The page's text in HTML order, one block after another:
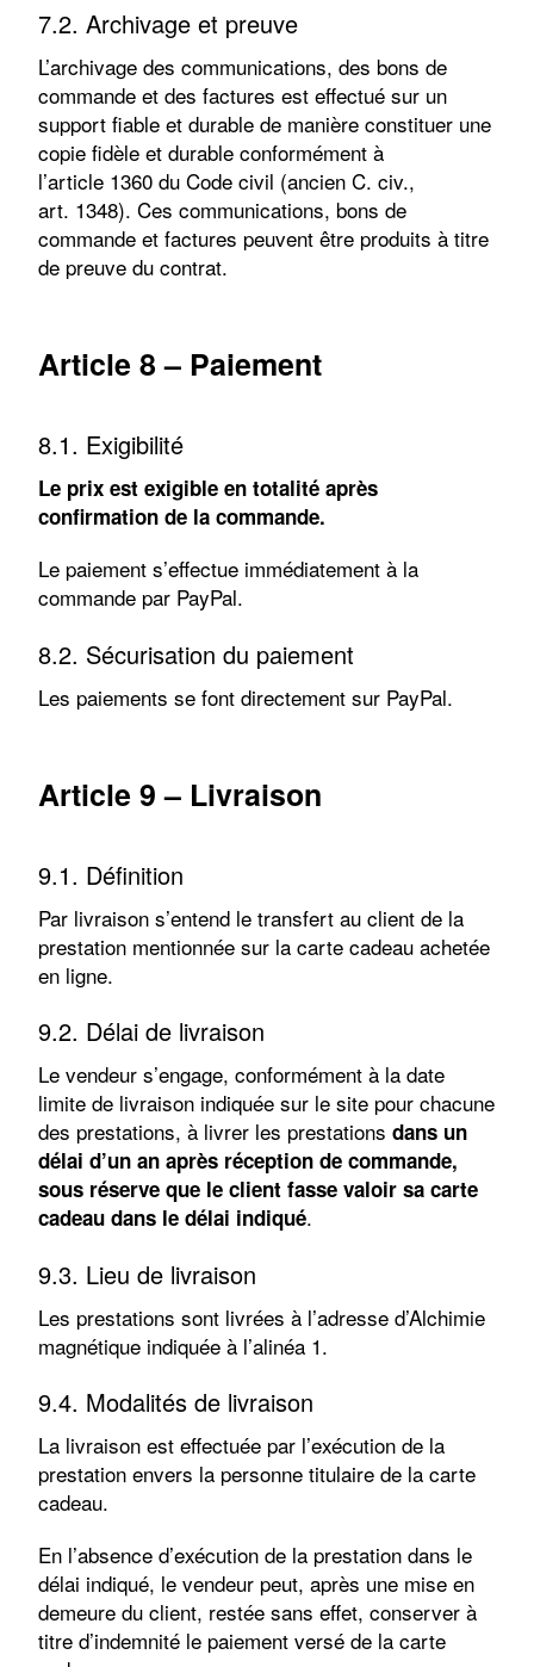
7.2. Archivage et preuve
L’archivage des communications, des bons de
commande et des factures est effectué sur un
support fiable et durable de manière constituer une
copie fidèle et durable conformément à
l’article 1360 du Code civil (ancien C. civ.,
art. 1348). Ces communications, bons de
commande et factures peuvent être produits à titre
de preuve du contrat.
Article 8 – Paiement
8.1. Exigibilité
Le prix est exigible en totalité après
confirmation de la commande.
Le paiement s’effectue immédiatement à la
commande par PayPal.
8.2. Sécurisation du paiement
Les paiements se font directement sur PayPal.
Article 9 – Livraison
9.1. Définition
Par livraison s’entend le transfert au client de la
prestation mentionnée sur la carte cadeau achetée
en ligne.
9.2. Délai de livraison
Le vendeur s’engage, conformément à la date
limite de livraison indiquée sur le site pour chacune
des prestations, à livrer les prestationsdans un
délai d’un an après réception de commande,
sous réserve que le client fasse valoir sa carte
cadeau dans le délai indiqué.
9.3. Lieu de livraison
Les prestations sont livrées à l’adresse d’Alchimie
magnétique indiquée à l’alinéa 1.
9.4. Modalités de livraison
La livraison est effectuée par l’exécution de la
prestation envers la personne titulaire de la carte
cadeau.
En l’absence d’exécution de la prestation dans le
délai indiqué, le vendeur peut, après une mise en
demeure du client, restée sans effet, conserver à
titre d’indemnité le paiement versé de la carte